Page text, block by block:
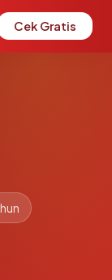
Cek Gratis